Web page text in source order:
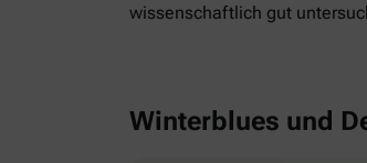
wissenschaftlich gut
Winterblues und